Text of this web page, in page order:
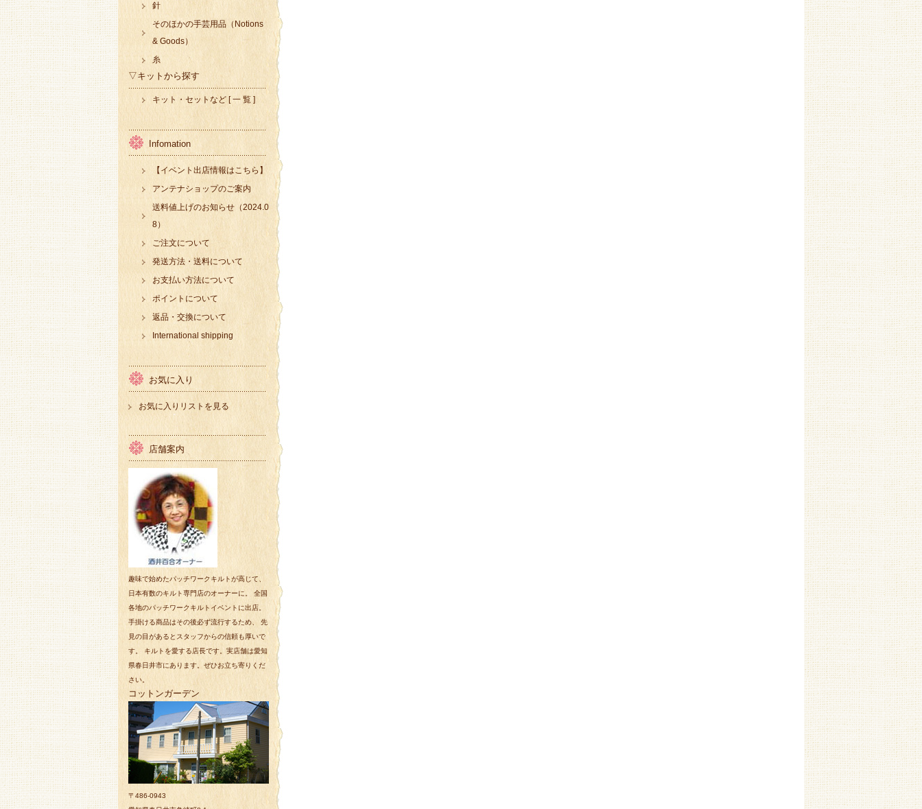
針
そのほかの手芸用品（Notions
& Goods）
糸
▽キットから探す
キット・セットなど [ 一 覧 ]
Infomation
【イベント出店情報はこちら】
アンテナショップのご案内
送料値上げのお知らせ（2024.0
8）
ご注文について
発送方法・送料について
お支払い方法について
ポイントについて
返品・交換について
International shipping
お気に入り
お気に入りリストを見る
店舗案内
趣味で始めたパッチワークキルトが高じて、
日本有数のキルト専門店のオーナーに。 全国
各地のパッチワークキルトイベントに出店。
手掛ける商品はその後必ず流行するため、 先
見の目があるとスタッフからの信頼も厚いで
す。 キルトを愛する店長です。実店舗は愛知
県春日井市にあります。ぜひお立ち寄りくだ
さい。
コットンガーデン
〒486-0943